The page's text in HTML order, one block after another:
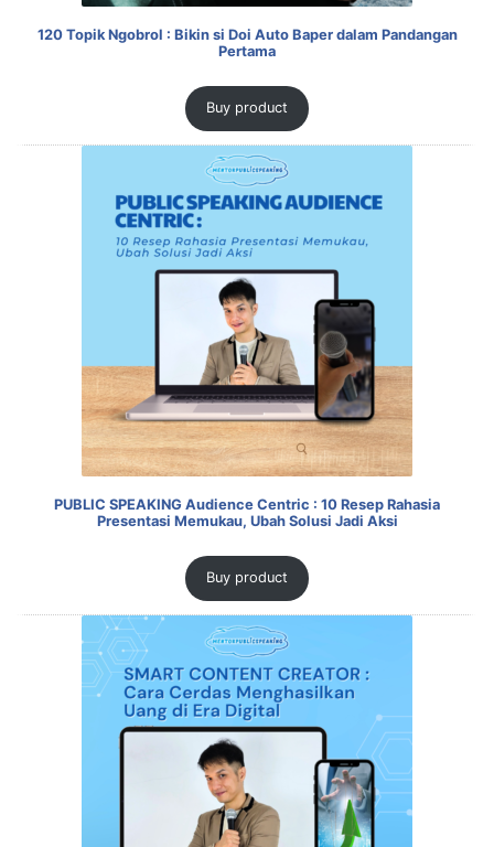
120 Topik Ngobrol : Bikin si Doi Auto Baper dalam Pandangan
Pertama
Buy product
PUBLIC SPEAKING Audience Centric : 10 Resep Rahasia
Presentasi Memukau, Ubah Solusi Jadi Aksi
Buy product